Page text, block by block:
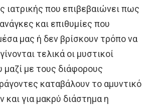
ιατρικής που επιβεβαιώνει πως
και επιθυμίες που
μας ή δεν βρίσκουν τρόπο να
τελικά οι μυστικοί
με τους διάφορους
καταβάλουν το αμυντικό
και για μακρύ διάστημα η